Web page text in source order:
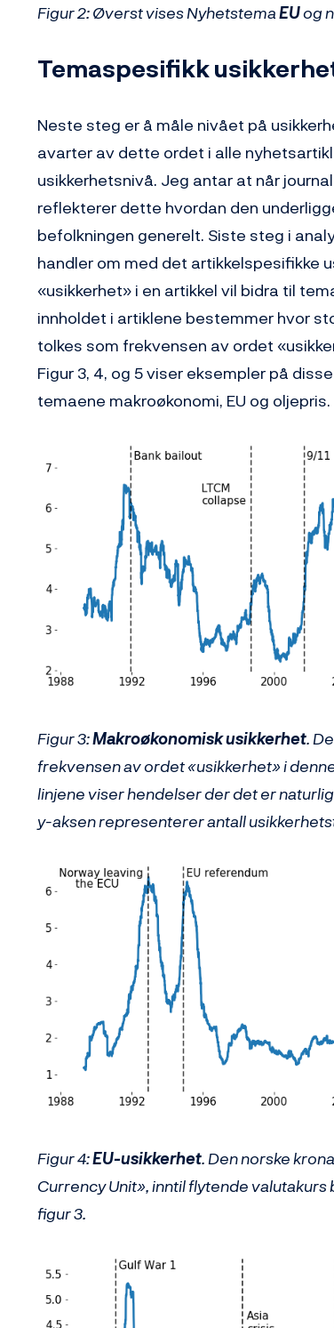
Figur 2: Øverst vises NyhetstemaEUog
Temaspesifikk
Neste steg er å måle nivået på
avarter av dette ordet i alle
usikkerhetsnivå. Jeg antar at når
reflekterer dette hvordan den
befolkningen generelt. Siste steg i
handler om med det artikkelspesifikke
«usikkerhet» i en artikkel vil bidra til
innholdet i artiklene bestemmer hvor
tolkes som frekvensen av ordet
Figur 3, 4, og 5 viser eksempler på
temaene makroøkonomi, EU og oljepris.
Figur 3:Makroøkonomisk usikkerhet.
frekvensen av ordet «usikkerhet» i
linjene viser hendelser der det er
y-aksen representerer antall
Figur 4:EU-usikkerhet. Den norske
Currency Unit», inntil flytende
figur 3.